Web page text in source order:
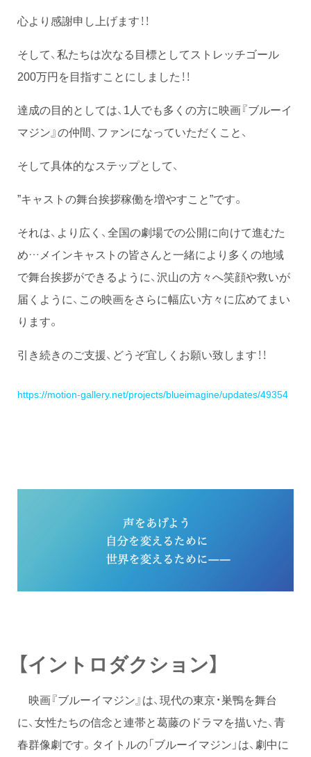
心より感謝申し上げます！！
そして、私たちは次なる目標としてストレッチゴール
200万円を目指すことにしました！！
達成の目的としては、1人でも多くの方に映画『ブルーイ
マジン』の仲間、ファンになっていただくこと、
そして具体的なステップとして、
”キャストの舞台挨拶稼働を増やすこと”です。
それは、より広く、全国の劇場での公開に向けて進むた
め…メインキャストの皆さんと一緒により多くの地域
で舞台挨拶ができるように、沢山の方々へ笑顔や救いが
届くように、この映画をさらに幅広い方々に広めてまい
ります。
引き続きのご支援、どうぞ宜しくお願い致します！！
https://motion-gallery.net/projects/blueimagine/updates/49354
【イントロダクション】
映画『ブルーイマジン』は、現代の東京・巣鴨を舞台
に、女性たちの信念と連帯と葛藤のドラマを描いた、青
春群像劇です。タイトルの「ブルーイマジン」は、劇中に